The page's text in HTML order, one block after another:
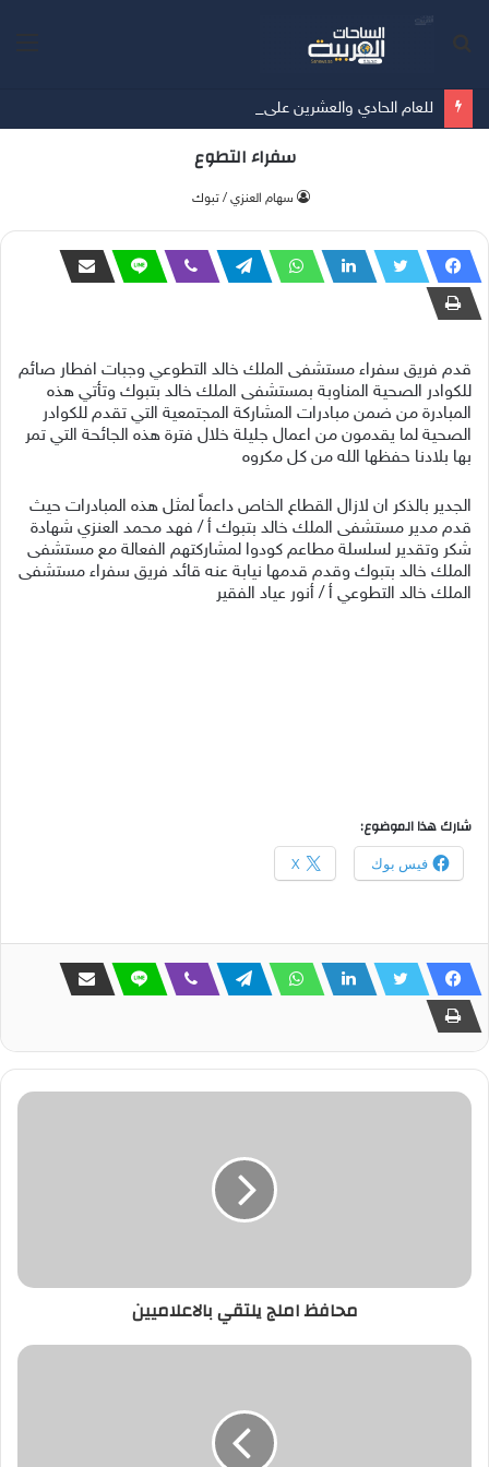
سفراء التطوع
سهام العنزي / تبوك
قدم فريق سفراء مستشفى الملك خالد التطوعي وجبات افطار صائم
للكوادر الصحية المناوبة بمستشفى الملك خالد بتبوك وتأتي هذه
المبادرة من ضمن مبادرات المشاركة المجتمعية التي تقدم للكوادر
الصحية لما يقدمون من اعمال جليلة خلال فترة هذه الجائحة التي تمر
بها بلادنا حفظها الله من كل مكروه
الجدير بالذكر ان لازال القطاع الخاص داعماً لمثل هذه المبادرات حيث
قدم مدير مستشفى الملك خالد بتبوك أ / فهد محمد العنزي شهادة
شكر وتقدير لسلسلة مطاعم كودوا لمشاركتهم الفعالة مع مستشفى
الملك خالد بتبوك وقدم قدمها نيابة عنه قائد فريق سفراء مستشفى
الملك خالد التطوعي أ / أنور عياد الفقير
شارك هذا الموضوع:
فيس بوك X
محافظ املج يلتقي بالاعلاميين